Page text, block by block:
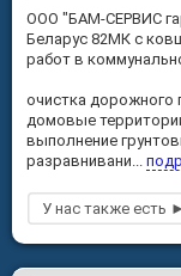
ООО "БАМ-СЕРВИС
Беларус 82МК с
работ в
очистка дорожного
домовые
выполнение
разравнивани...